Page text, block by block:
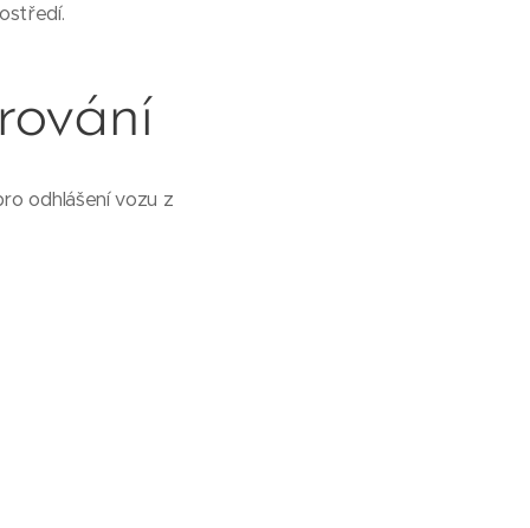
odhlášení vozu z